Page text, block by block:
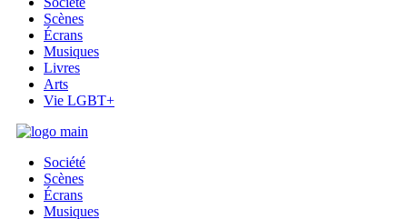
Scènes
Écrans
Musiques
Livres
Arts
Vie LGBT+
Société
Scènes
Écrans
Musiques